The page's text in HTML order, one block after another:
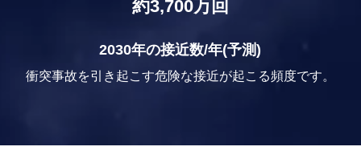
約3,700万回
2030年の接近数/年(予測)
衝突事故を引き起こす危険な接近が起こる頻度です。